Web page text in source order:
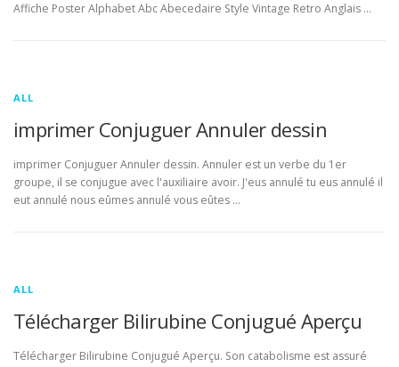
Affiche Poster Alphabet Abc Abecedaire Style Vintage Retro Anglais …
ALL
imprimer Conjuguer Annuler dessin
imprimer Conjuguer Annuler dessin. Annuler est un verbe du 1er
groupe, il se conjugue avec l'auxiliaire avoir. J'eus annulé tu eus annulé il
eut annulé nous eûmes annulé vous eûtes …
ALL
Télécharger Bilirubine Conjugué Aperçu
Télécharger Bilirubine Conjugué Aperçu. Son catabolisme est assuré